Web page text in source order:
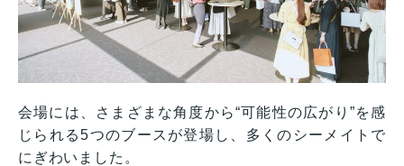
会場には、さまざまな角度から“可能性の広がり”を感
じられる5つのブースが登場し、多くのシーメイトで
にぎわいました。